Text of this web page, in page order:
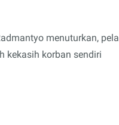
menuturkan,
kekasih korban sendiri